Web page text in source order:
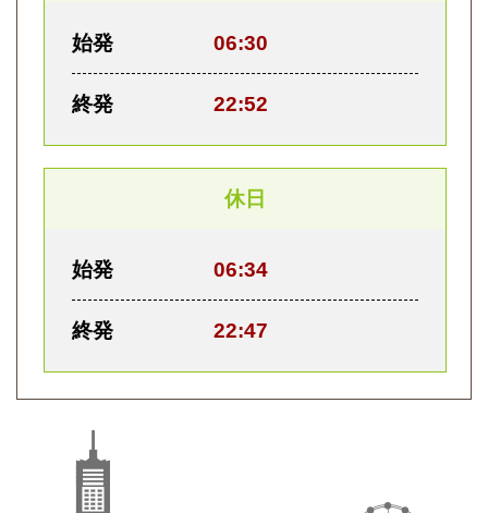
始発 06:30
終発 22:52
休日
始発 06:34
終発 22:47